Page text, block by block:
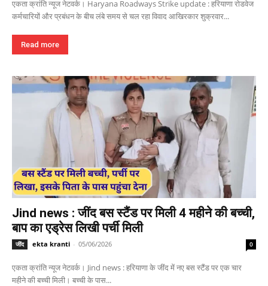
एकता क्रांति न्यूज नेटवर्क। Haryana Roadways Strike update : हरियाणा रोडवेज
कर्मचारियों और प्रबंधन के बीच लंबे समय से चल रहा विवाद आखिरकार शुक्रवार...
Read more
Jind news : जींद बस स्टैंड पर मिली 4 महीने की बच्ची,
बाप का एड्रेस लिखी पर्ची मिली
जींद ekta kranti - 05/06/2026 0
एकता क्रांति न्यूज नेटवर्क। Jind news : हरियाणा के जींद में नए बस स्टैंड पर एक चार
महीने की बच्ची मिली। बच्ची के पास...